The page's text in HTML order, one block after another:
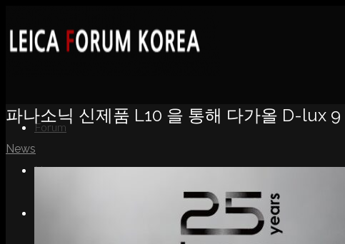
Forum
News
파나소닉 신제품 L10 을 통해 다가올 D-lux 9
News